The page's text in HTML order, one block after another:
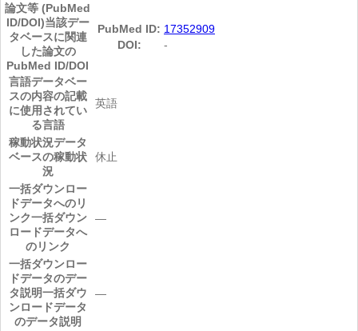
論文等 (PubMed
ID/DOI)当該デー
タベースに関連
した論文の
PubMed ID/DOI
PubMed ID: 17352909
DOI:
-
言語データベー
スの内容の記載
に使用されてい
る言語
英語
稼動状況データ
ベースの稼動状
況
休止
一括ダウンロー
ドデータへのリ
ンク一括ダウン
ロードデータへ
のリンク
―
一括ダウンロー
ドデータのデー
タ説明一括ダウ
ンロードデータ
のデータ説明
―